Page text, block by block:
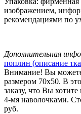
изображением,
рекомендациями по
Дополнительная
поплин (описание
Внимание! Вы
размером 70х50. В
заказу, что Вы
4-мя наволочками.
руб.